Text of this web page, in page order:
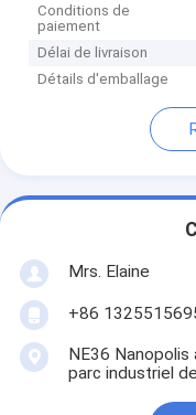
Conditions de
paiement
Délai de livraison
Détails d'emballage
Mrs. Elaine
+86
NE36 Nanopolis
parc industriel